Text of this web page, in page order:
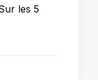
les 5